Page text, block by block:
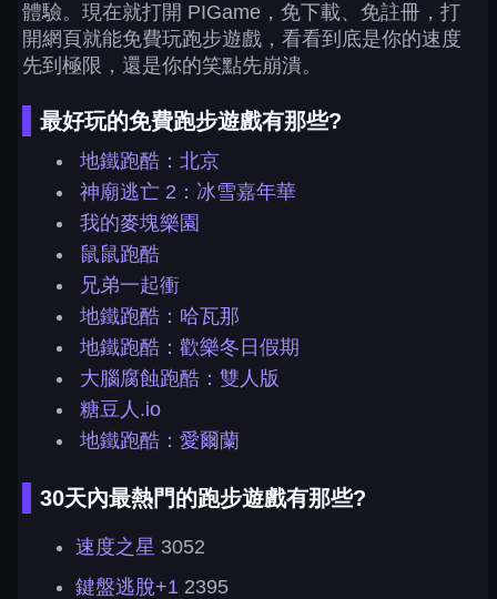
體驗。現在就打開 PIGame，免下載、免註冊，打
開網頁就能免費玩跑步遊戲，看看到底是你的速度
先到極限，還是你的笑點先崩潰。
最好玩的免費跑步遊戲有那些?
地鐵跑酷：北京
神廟逃亡 2：冰雪嘉年華
我的麥塊樂園
鼠鼠跑酷
兄弟一起衝
地鐵跑酷：哈瓦那
地鐵跑酷：歡樂冬日假期
大腦腐蝕跑酷：雙人版
糖豆人.io
地鐵跑酷：愛爾蘭
30天內最熱門的跑步遊戲有那些?
速度之星 3052
鍵盤逃脫+1 2395